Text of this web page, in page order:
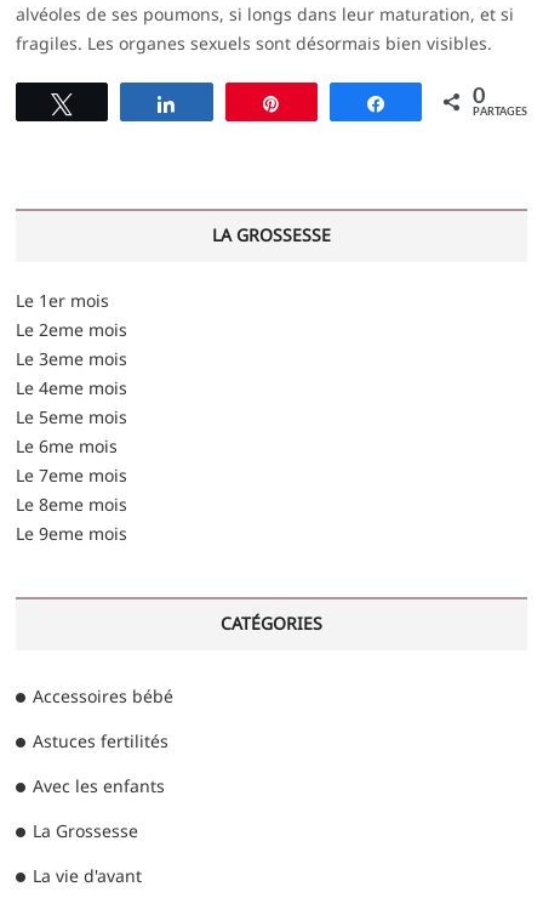
alvéoles de ses poumons, si longs dans leur maturation, et si
fragiles. Les organes sexuels sont désormais bien visibles.
Partagez 0
PARTAGES
LA GROSSESSE
Le 1er mois
Le 2eme mois
Le 3eme mois
Le 4eme mois
Le 5eme mois
Le 6me mois
Le 7eme mois
Le 8eme mois
Le 9eme mois
CATÉGORIES
Accessoires bébé
Astuces fertilités
Avec les enfants
La Grossesse
La vie d'avant